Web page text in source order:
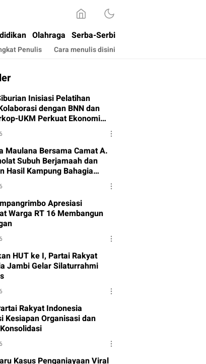
Olahraga Serba-Serbi
Penulis Cara menulis disini
Inisiasi Pelatihan
dengan BNN dan
UKM Perkuat Ekonomi
Maulana Bersama Camat A.
Subuh Berjamaah dan
Hasil Kampung Bahagia
Apresiasi
Warga RT 16 Membangun
HUT ke I, Partai Rakyat
Jambi Gelar Silaturrahmi
Rakyat Indonesia
Kesiapan Organisasi dan
Kasus Penganiayaan Viral